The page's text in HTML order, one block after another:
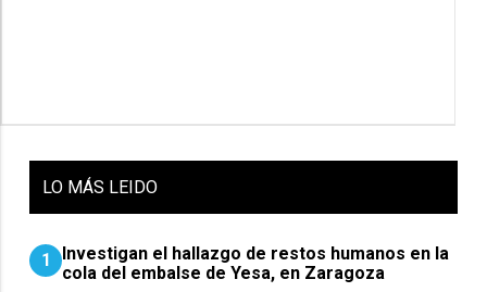
LO MÁS LEIDO
1
Investigan el hallazgo de restos humanos en la
cola del embalse de Yesa, en Zaragoza